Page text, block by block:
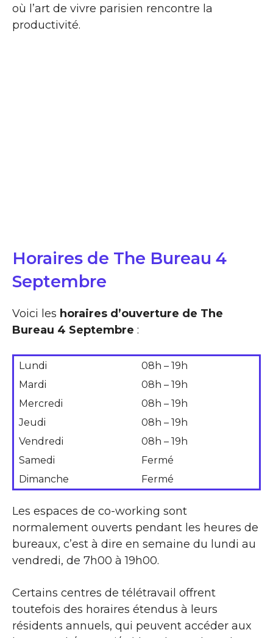
où l’art de vivre parisien rencontre la
productivité.
Horaires de The Bureau 4
Septembre
Voici les horaires d’ouverture de The
Bureau 4 Septembre :
Lundi
08h – 19h
Mardi
08h – 19h
Mercredi
08h – 19h
Jeudi
08h – 19h
Vendredi
08h – 19h
Samedi
Fermé
Dimanche
Fermé
Les espaces de co-working sont
normalement ouverts pendant les heures de
bureaux, c’est à dire en semaine du lundi au
vendredi, de 7h00 à 19h00.
Certains centres de télétravail offrent
toutefois des horaires étendus à leurs
résidents annuels, qui peuvent accéder aux